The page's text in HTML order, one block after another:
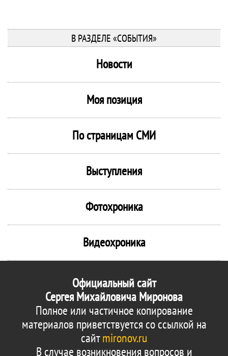
В РАЗДЕЛЕ «СОБЫТИЯ»
Новости
Моя позиция
По страницам СМИ
Выступления
Фотохроника
Видеохроника
Официальный сайт
Сергея Михайловича Миронова
Полное или частичное копирование
материалов приветствуется со ссылкой на
сайтmironov.ru
В случае возникновения вопросов и